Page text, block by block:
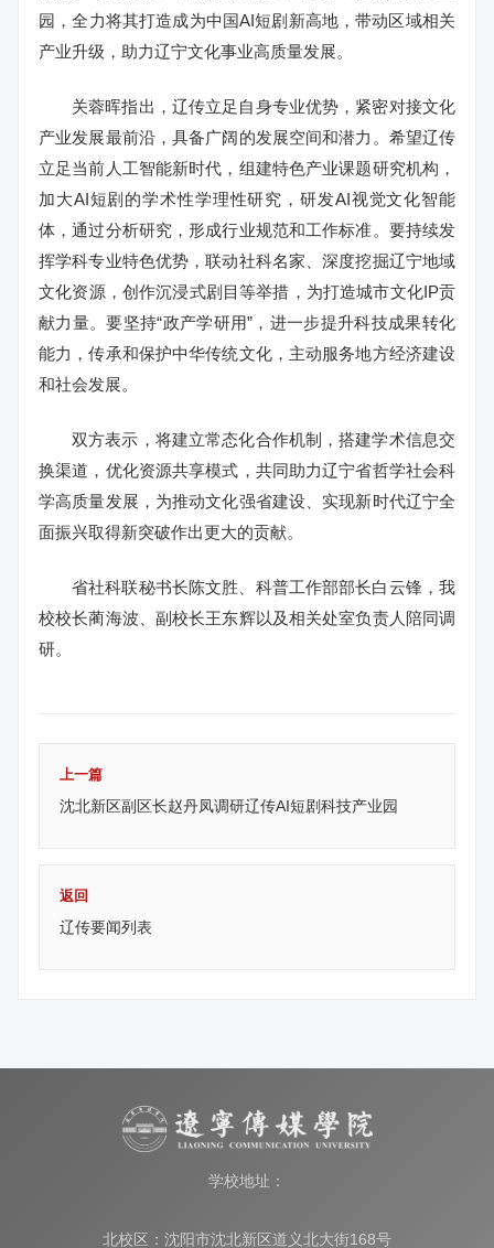
园，全力将其打造成为中国AI短剧新高地，带动区域相关
产业升级，助力辽宁文化事业高质量发展。
关蓉晖指出，辽传立足自身专业优势，紧密对接文化
产业发展最前沿，具备广阔的发展空间和潜力。希望辽传
立足当前人工智能新时代，组建特色产业课题研究机构，
加大AI短剧的学术性学理性研究，研发AI视觉文化智能
体，通过分析研究，形成行业规范和工作标准。要持续发
挥学科专业特色优势，联动社科名家、深度挖掘辽宁地域
文化资源，创作沉浸式剧目等举措，为打造城市文化IP贡
献力量。要坚持“政产学研用”，进一步提升科技成果转化
能力，传承和保护中华传统文化，主动服务地方经济建设
和社会发展。
双方表示，将建立常态化合作机制，搭建学术信息交
换渠道，优化资源共享模式，共同助力辽宁省哲学社会科
学高质量发展，为推动文化强省建设、实现新时代辽宁全
面振兴取得新突破作出更大的贡献。
省社科联秘书长陈文胜、科普工作部部长白云锋，我
校校长蔺海波、副校长王东辉以及相关处室负责人陪同调
研。
上一篇
沈北新区副区长赵丹凤调研辽传AI短剧科技产业园
返回
辽传要闻列表
学校地址：
北校区：沈阳市沈北新区道义北大街168号